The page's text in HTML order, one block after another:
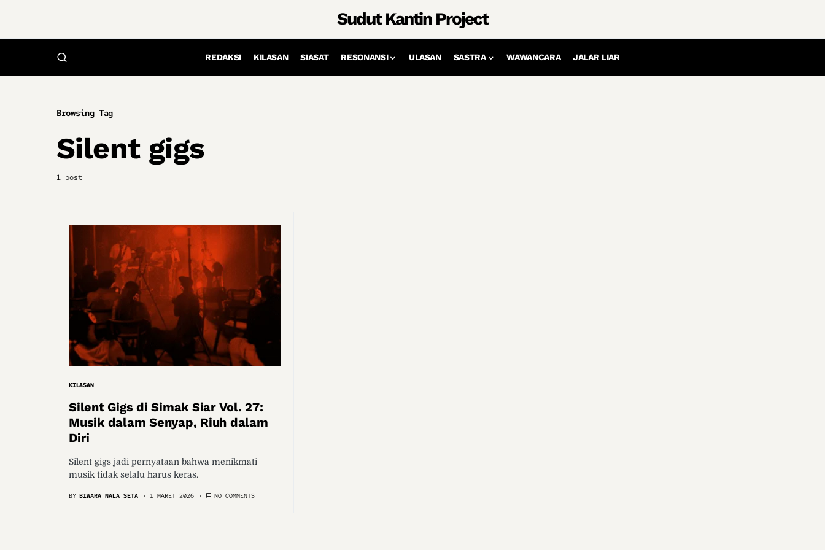
Sudut Kantin Project
REDAKSI KILASAN SIASAT RESONANSI ULASAN SASTRA WAWANCARA JALAR LIAR
Browsing Tag
Silent gigs
1 post
KILASAN
Silent Gigs di Simak Siar Vol. 27:
Musik dalam Senyap, Riuh dalam
Diri
Silent gigs jadi pernyataan bahwa menikmati
musik tidak selalu harus keras.
BY BIWARA NALA SETA 1 MARET 2026 NO COMMENTS